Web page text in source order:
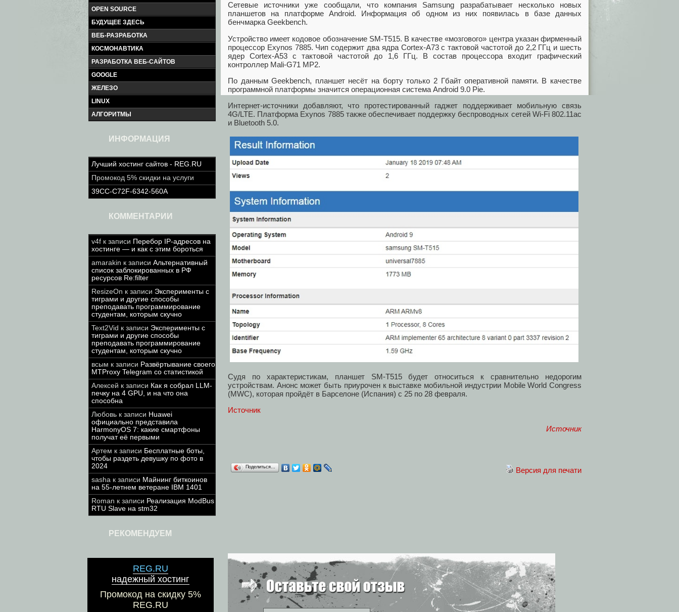
OPEN SOURCE
БУДУЩЕЕ ЗДЕСЬ
ВЕБ-РАЗРАБОТКА
КОСМОНАВТИКА
РАЗРАБОТКА ВЕБ-САЙТОВ
GOOGLE
ЖЕЛЕЗО
LINUX
АЛГОРИТМЫ
ИНФОРМАЦИЯ
Лучший хостинг сайтов - REG.RU
Промокод 5% скидки на услуги
39CC-C72F-6342-560A
КОММЕНТАРИИ
v4f к записи Перебор IP-адресов на
хостинге — и как с этим бороться
amarakin к записи Альтернативный
список заблокированных в РФ
ресурсов Re:filter
ResizeOn к записи Эксперименты с
тиграми и другие способы
преподавать программирование
студентам, которым скучно
Text2Vid к записи Эксперименты с
тиграми и другие способы
преподавать программирование
студентам, которым скучно
всым к записи Развёртывание своего
MTProxy Telegram со статистикой
Алексей к записи Как я собрал LLM-
печку на 4 GPU, и на что она
способна
Любовь к записи Huawei
официально представила
HarmonyOS 7: какие смартфоны
получат её первыми
Артем к записи Бесплатные боты,
чтобы раздеть девушку по фото в
2024
sasha к записи Майнинг биткоинов
на 55-летнем ветеране IBM 1401
Roman к записи Реализация ModBus
RTU Slave на stm32
РЕКОМЕНДУЕМ
REG.RU
надежный хостинг
Промокод на скидку 5%
REG.RU
Сетевые источники уже сообщали, что компания Samsung разрабатывает несколько новых
планшетов на платформе Android. Информация об одном из них появилась в базе данных
бенчмарка Geekbench.
Устройство имеет кодовое обозначение SM-T515. В качестве «мозгового» центра указан фирменный
процессор Exynos 7885. Чип содержит два ядра Cortex-A73 с тактовой частотой до 2,2 ГГц и шесть
ядер Cortex-A53 с тактовой частотой до 1,6 ГГц. В состав процессора входит графический
контроллер Mali-G71 MP2.
По данным Geekbench, планшет несёт на борту только 2 Гбайт оперативной памяти. В качестве
программной платформы значится операционная система Android 9.0 Pie.
Интернет-источники добавляют, что протестированный гаджет поддерживает мобильную связь
4G/LTE. Платформа Exynos 7885 также обеспечивает поддержку беспроводных сетей Wi-Fi 802.11ac
и Bluetooth 5.0.
Судя по характеристикам, планшет SM-T515 будет относиться к сравнительно недорогим
устройствам. Анонс может быть приурочен к выставке мобильной индустрии Mobile World Congress
(MWC), которая пройдёт в Барселоне (Испания) с 25 по 28 февраля.
Источник
Источник
Версия для печати
Поделиться…